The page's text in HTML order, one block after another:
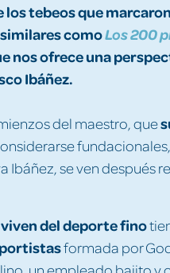
los tebeos que
comoLos 200
nos ofrece una
Ibáñez.
del maestro, que
Ibáñez, se ven después
del deporte fino
formada por
un empleado bajito y